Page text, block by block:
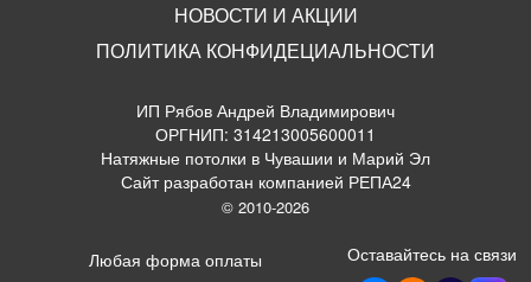
НОВОСТИ И АКЦИИ
ПОЛИТИКА КОНФИДЕЦИАЛЬНОСТИ
ИП Рябов Андрей Владимирович
ОРГНИП: 314213005600011
Натяжные потолки в Чувашии и Марий Эл
Сайт разработан компанией РЕПА24
© 2010-2026
Любая форма оплаты Оставайтесь на связи